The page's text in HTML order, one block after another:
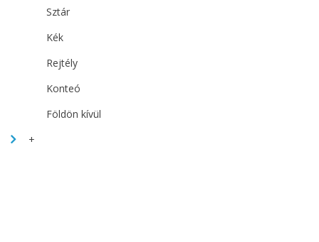
Sztár
Kék
Rejtély
Konteó
Földön kívül
+